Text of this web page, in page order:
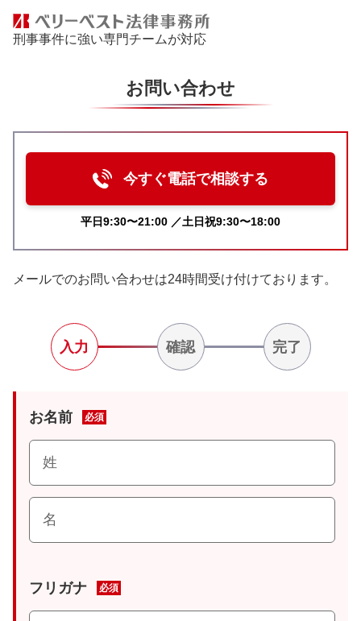
刑事事件に強い専門チームが対応
お問い合わせ
今すぐ電話で相談する
平日9:30〜21:00 ／土日祝9:30〜18:00
メールでのお問い合わせは24時間受け付けております。
入力 確認 完了
お名前 必須
フリガナ 必須